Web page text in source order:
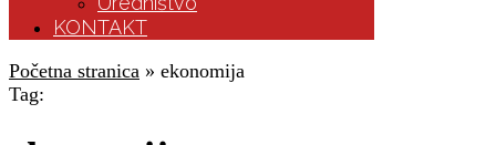
KONTAKT
Početna stranica » ekonomija
Tag: